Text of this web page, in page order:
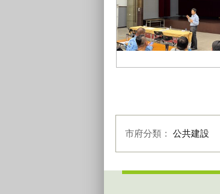
市府分類： 公共建設